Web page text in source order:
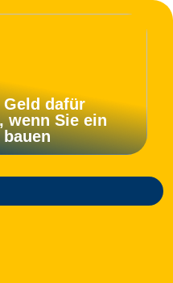
dafür
wenn Sie ein
bauen